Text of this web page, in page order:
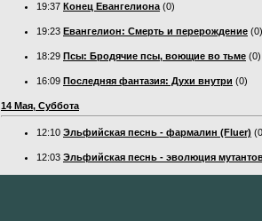
19:37 Конец Евангелиона (0)
19:23 Евангелион: Смерть и перерождение (0)
18:29 Псы: Бродячие псы, воющие во тьме (0)
16:09 Последняя фантазия: Духи внутри (0)
14 Мая, Суббота
12:10 Эльфийская песнь - фармалин (Fluer)
12:03 Эльфийская песнь - эволюция